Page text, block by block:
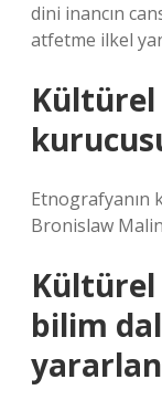
dini inancın
atfetme ilkel
Etnografyanın
Bronislaw
bilim